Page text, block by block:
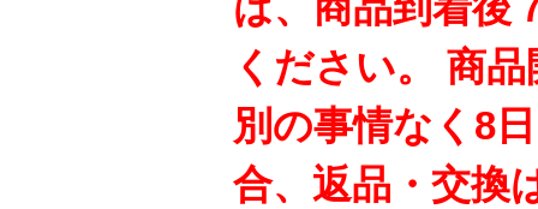
ください。 商
別の事情なく8
合、返品・交換